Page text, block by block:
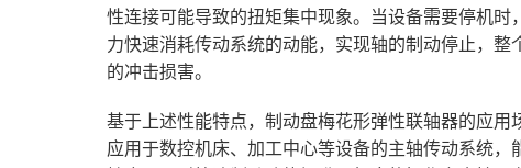
性连接可能导致的扭矩集中现象。当设备需要停机
力快速消耗传动系统的动能，实现轴的制动停止，
的冲击损害。
基于上述性能特点，制动盘梅花形弹性联轴器的应
应用于数控机床、加工中心等设备的主轴传动系统